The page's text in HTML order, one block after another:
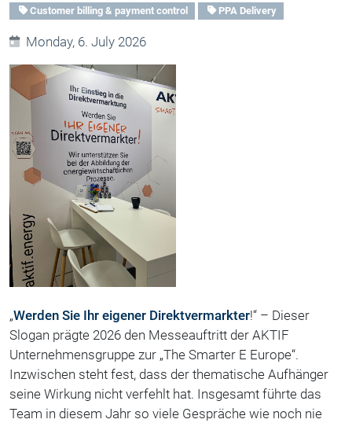
Customer billing & payment control
PPA Delivery
Monday, 6. July 2026
„Werden Sie Ihr eigener Direktvermarkter!“ – Dieser
Slogan prägte 2026 den Messeauftritt der AKTIF
Unternehmensgruppe zur „The Smarter E Europe“.
Inzwischen steht fest, dass der thematische Aufhänger
seine Wirkung nicht verfehlt hat. Insgesamt führte das
Team in diesem Jahr so viele Gespräche wie noch nie